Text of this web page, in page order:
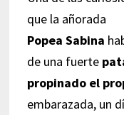
que la añorada
Popea Sabina
de una fuerte
propinado el
embarazada, un